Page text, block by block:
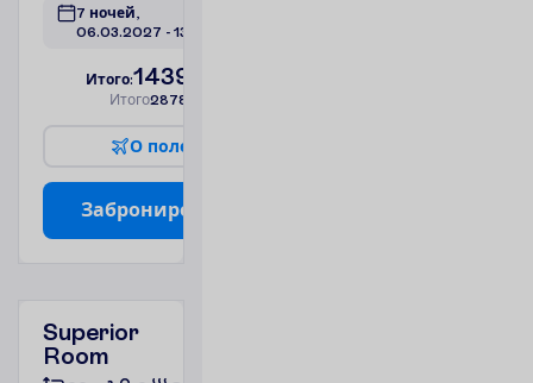
7 ночей,
06.03.2027 - 13.03.2027
Итого:1439.00
Итого2878.00
О поле
Заброниро
Superior
Room